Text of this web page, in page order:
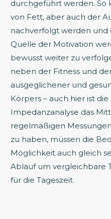
durchgeführt werden. So
von Fett, aber auch der
nachverfolgt werden und
Quelle der Motivation
bewusst weiter zu
neben der Fitness und
ausgeglichener und
Körpers – auch hier ist
Impedanzanalyse das
regelmäßigen
zu haben, müssen die
Möglichkeit auch gleich
Ablauf um vergleichbare
für die Tageszeit.